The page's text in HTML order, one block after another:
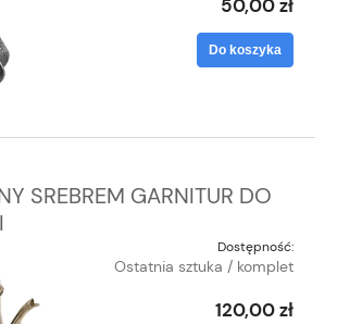
50,00 zł
Do koszyka
SREBREM GARNITUR DO
Dostępność:
Ostatnia sztuka / komplet
120,00 zł